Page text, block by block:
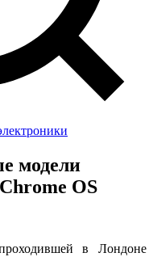
модели
OS
в Лондоне